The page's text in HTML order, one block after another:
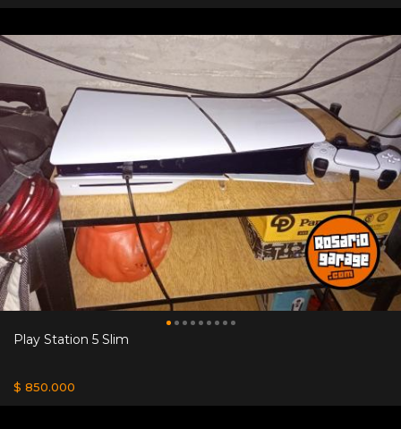
Play Station 5 Slim
$ 850.000